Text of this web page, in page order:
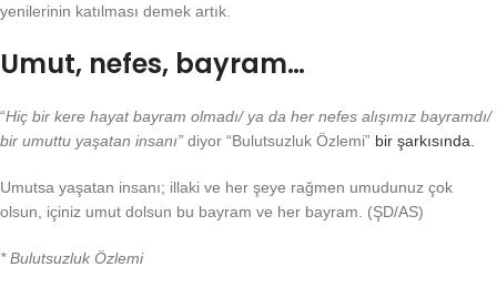
yenilerinin katılması demek artık.
Umut, nefes, bayram…
“Hiç bir kere hayat bayram olmadı/ ya da her nefes alışımız bayramdı/
bir umuttu yaşatan insanı” diyor “Bulutsuzluk Özlemi” bir şarkısında.
Umutsa yaşatan insanı; illaki ve her şeye rağmen umudunuz çok
olsun, içiniz umut dolsun bu bayram ve her bayram. (ŞD/AS)
* Bulutsuzluk Özlemi